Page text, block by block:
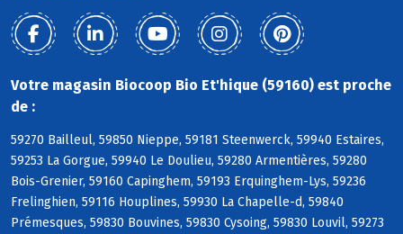
Votre magasin Biocoop Bio Et'hique (59160) est proche
de :
59270 Bailleul, 59850 Nieppe, 59181 Steenwerck, 59940 Estaires,
59253 La Gorgue, 59940 Le Doulieu, 59280 Armentières, 59280
Bois-Grenier, 59160 Capinghem, 59193 Erquinghem-Lys, 59236
Frelinghien, 59116 Houplines, 59930 La Chapelle-d, 59840
Prémesques, 59830 Bouvines, 59830 Cysoing, 59830 Louvil, 59273